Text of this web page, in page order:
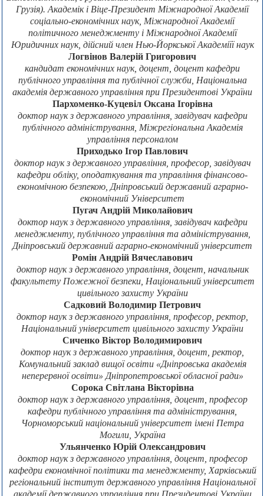
Грузія). Академік і Віце-Президент Міжнародної Академії
соціально-економічних наук, Міжнародної Академії
політичного менеджменту і Міжнародної Академії
Юридичних наук, дійсний член Нью-Йоркської Академіїї наук
Логвінов Валерій Григорович
кандидат економічних наук, доцент, доцент кафедри
публічного управління та публічної служби, Національна
академія державного управління при Президентові України
Пархоменко-Куцевіл Оксана Ігорівна
доктор наук з державного управління, завідувач кафедри
публічного адміністрування, Міжрегіональна Академія
управління персоналом
Приходько Ігор Павлович
доктор наук з державного управління, професор, завідувач
кафедри обліку, оподаткування та управління фінансово-
економічною безпекою, Дніпровський державний аграрно-
економічний Університет
Пугач Андрій Миколайович
доктор наук з державного управління, завідувач кафедри
менеджменту, публічного управління та адміністрування,
Дніпровський державний аграрно-економічний університет
Ромін Андрій Вячеславович
доктор наук з державного управління, доцент, начальник
факультету Пожежної безпеки, Національний університет
цивільного захисту України
Садковий Володимир Петрович
доктор наук з державного управління, професор, ректор,
Національний університет цивільного захисту України
Сиченко Віктор Володимирович
доктор наук з державного управління, доцент, ректор,
Комунальний заклад вищої освіти «Дніпровська академія
неперервної освіти» Дніпропетровської обласної ради»
Сорока Світлана Вікторівна
доктор наук з державного управління, доцент, професор
кафедри публічного управління та адміністрування,
Чорноморський національний університет імені Петра
Могили, Україна
Ульянченко Юрій Олександрович
доктор наук з державного управління, доцент, професор
кафедри економічної політики та менеджменту, Харківський
регіональний інститут державного управління Національної
академії державного управління при Президентові України